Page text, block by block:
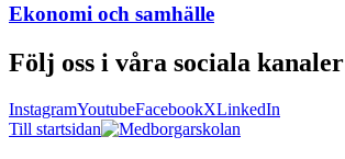
Ekonomi och samhälle
Följ oss i våra sociala kanaler
InstagramYoutubeFacebookXLinkedIn
Till startsidan